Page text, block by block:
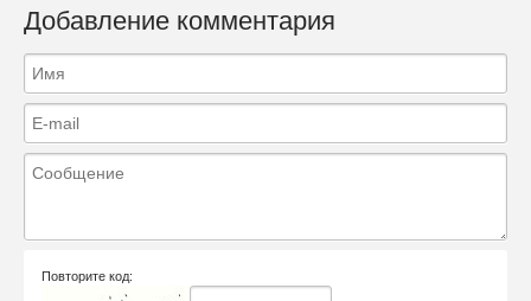
Добавление комментария
Повторите код: